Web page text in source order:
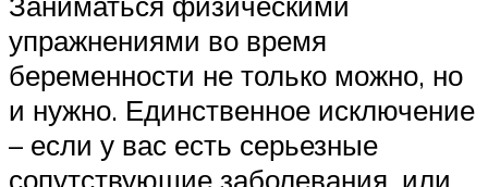
упражнениями во время
беременности не только можно, но
и нужно. Единственное исключение
– если у вас есть серьезные
сопутствующие заболевания, или